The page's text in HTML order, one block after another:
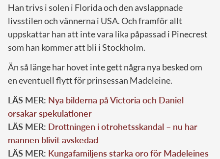
Han trivs i solen i Florida och den avslappnade
livsstilen och vännerna i USA. Och framför allt
uppskattar han att inte vara lika påpassad i Pinecrest
som han kommer att bli i Stockholm.
Än så länge har hovet inte gett några nya besked om
en eventuell flytt för prinsessan Madeleine.
LÄS MER: Nya bilderna på Victoria och Daniel
orsakar spekulationer
LÄS MER: Drottningen i otrohetsskandal – nu har
mannen blivit avskedad
LÄS MER: Kungafamiljens starka oro för Madeleines